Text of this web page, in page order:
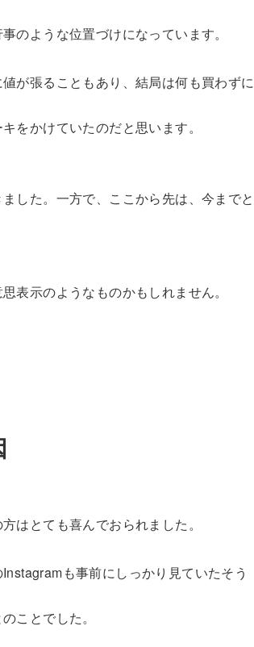
のような位置づけになっています。
が張ることもあり、結局は何も買わずに
をかけていたのだと思います。
した。一方で、ここから先は、今までと
表示のようなものかもしれません。
はとても喜んでおられました。
も事前にしっかり見ていたそう
ことでした。